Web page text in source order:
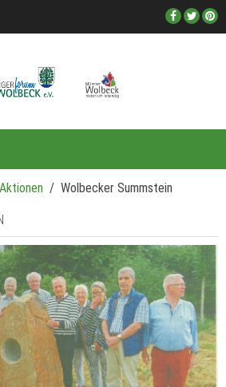
Wolbecker Summstein